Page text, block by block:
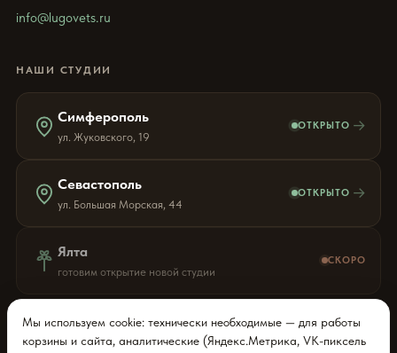
info@lugovets.ru
НАШИ СТУДИИ
Симферополь
ул. Жуковского, 19
ОТКРЫТО →
Севастополь
ул. Большая Морская, 44
ОТКРЫТО →
Ялта
готовим открытие новой студии
СКОРО
Мы используем cookie: технически необходимые — для работы
корзины и сайта, аналитические (Яндекс.Метрика, VK-пиксель